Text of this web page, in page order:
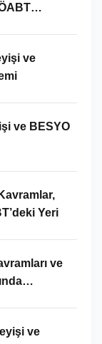
ve
ve BESYO
Yeri
ve
ve